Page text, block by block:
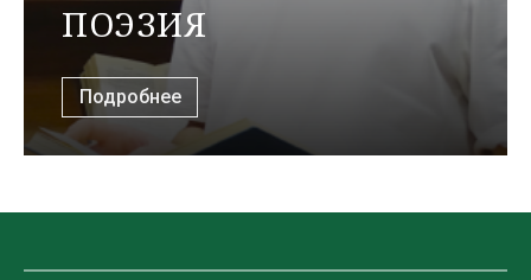
ПОЭЗИЯ
Подробнее